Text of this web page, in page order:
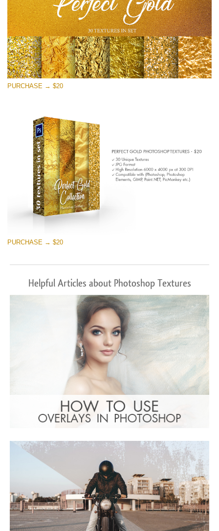
Large 6000*4000px
Entire Collection
(1783 Overlays)
Large 6000*4000px
ดาวน์โหลดฟรี
PURCHASE → $20
PURCHASE → $20
Helpful Articles about Photoshop Textures